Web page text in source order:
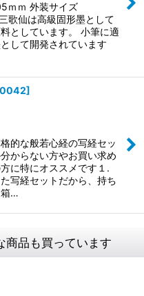
ｍｍ 外装サイズ
歌仙は高級固形墨として
としています。 小筆に適
して開発されています
]
的な般若心経の写経セッ
からない方やお買い求め
に特にオススメです１.
写経セットだから、持ち
箱…
商品も買っています